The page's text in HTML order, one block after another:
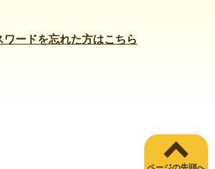
ワードを忘れた方はこちら